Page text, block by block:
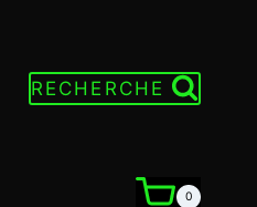
RECHERCHE
0